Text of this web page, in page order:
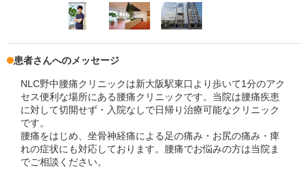
患者さんへのメッセージ
NLC野中腰痛クリニックは新大阪駅東口より歩いて1分のアク
セス便利な場所にある腰痛クリニックです。当院は腰痛疾患
に対して切開せず・入院なしで日帰り治療可能なクリニック
です。
腰痛をはじめ、坐骨神経痛による足の痛み・お尻の痛み・痺
れの症状にも対応しております。腰痛でお悩みの方は当院ま
でご相談ください。